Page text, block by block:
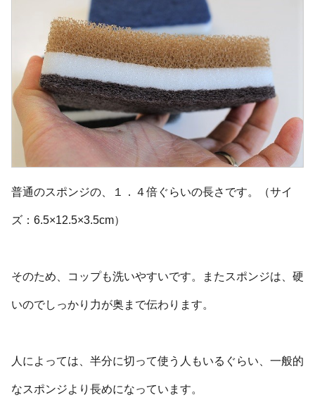
普通のスポンジの、１．４倍ぐらいの長さです。（サイ
ズ：6.5×12.5×3.5cm）
そのため、コップも洗いやすいです。またスポンジは、硬
いのでしっかり力が奥まで伝わります。
人によっては、半分に切って使う人もいるぐらい、一般的
なスポンジより長めになっています。